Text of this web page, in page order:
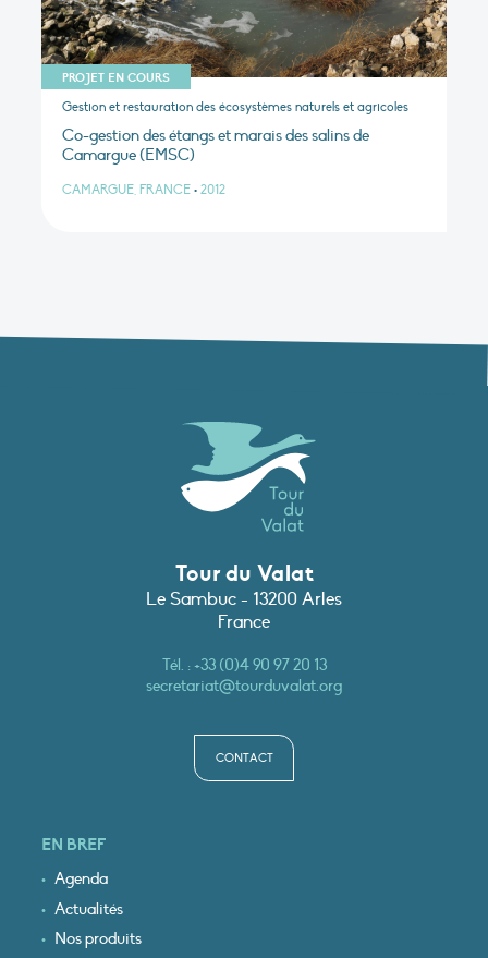
PROJET EN COURS
Gestion et restauration des écosystèmes naturels et agricoles
Co-gestion des étangs et marais des salins de
Camargue (EMSC)
CAMARGUE, FRANCE • 2012
Tour du Valat
Le Sambuc - 13200 Arles
France
Tél. :+33 (0)4 90 97 20 13
secretariat@tourduvalat.org
CONTACT
EN BREF
Agenda
Actualités
Nos produits